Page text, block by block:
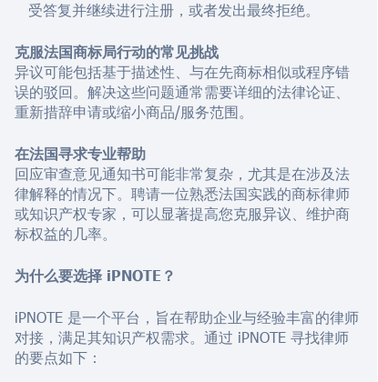
受答复并继续进行注册，或者发出最终拒绝。
克服法国商标局行动的常见挑战
异议可能包括基于描述性、与在先商标相似或程序错
误的驳回。解决这些问题通常需要详细的法律论证、
重新措辞申请或缩小商品/服务范围。
在法国寻求专业帮助
回应审查意见通知书可能非常复杂，尤其是在涉及法
律解释的情况下。聘请一位熟悉法国实践的商标律师
或知识产权专家，可以显著提高您克服异议、维护商
标权益的几率。
为什么要选择 iPNOTE？
iPNOTE 是一个平台，旨在帮助企业与经验丰富的律师
对接，满足其知识产权需求。通过 iPNOTE 寻找律师
的要点如下：